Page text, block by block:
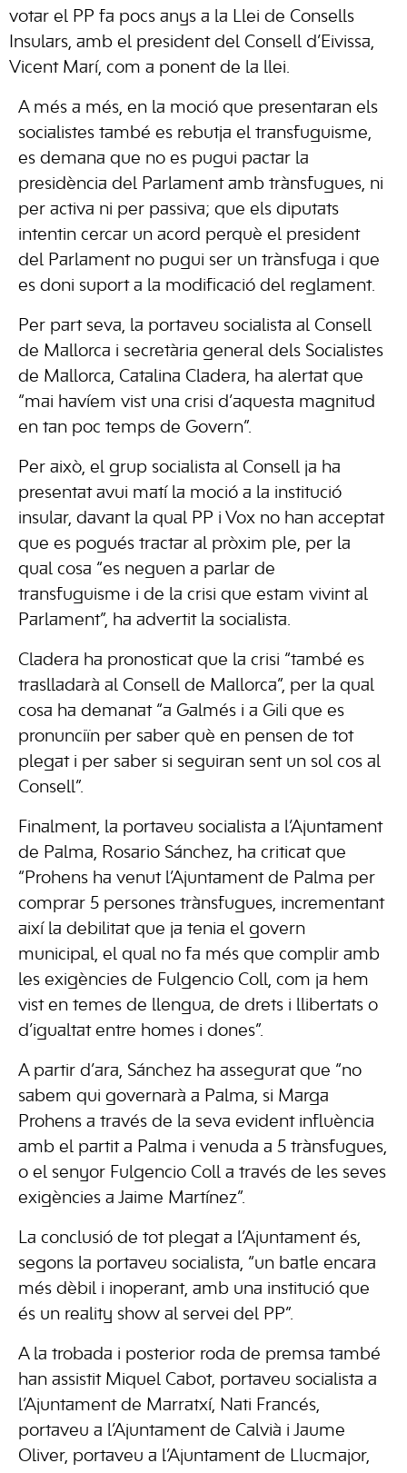
votar el PP fa pocs anys a la Llei de Consells
Insulars, amb el president del Consell d’Eivissa,
Vicent Marí, com a ponent de la llei.
A més a més, en la moció que presentaran els
socialistes també es rebutja el transfuguisme,
es demana que no es pugui pactar la
presidència del Parlament amb trànsfugues, ni
per activa ni per passiva; que els diputats
intentin cercar un acord perquè el president
del Parlament no pugui ser un trànsfuga i que
es doni suport a la modificació del reglament.
Per part seva, la portaveu socialista al Consell
de Mallorca i secretària general dels Socialistes
de Mallorca, Catalina Cladera, ha alertat que
“mai havíem vist una crisi d’aquesta magnitud
en tan poc temps de Govern”.
Per això, el grup socialista al Consell ja ha
presentat avui matí la moció a la institució
insular, davant la qual PP i Vox no han acceptat
que es pogués tractar al pròxim ple, per la
qual cosa “es neguen a parlar de
transfuguisme i de la crisi que estam vivint al
Parlament”, ha advertit la socialista.
Cladera ha pronosticat que la crisi “també es
traslladarà al Consell de Mallorca”, per la qual
cosa ha demanat “a Galmés i a Gili que es
pronunciïn per saber què en pensen de tot
plegat i per saber si seguiran sent un sol cos al
Consell”.
Finalment, la portaveu socialista a l’Ajuntament
de Palma, Rosario Sánchez, ha criticat que
“Prohens ha venut l’Ajuntament de Palma per
comprar 5 persones trànsfugues, incrementant
així la debilitat que ja tenia el govern
municipal, el qual no fa més que complir amb
les exigències de Fulgencio Coll, com ja hem
vist en temes de llengua, de drets i llibertats o
d’igualtat entre homes i dones”.
A partir d’ara, Sánchez ha assegurat que “no
sabem qui governarà a Palma, si Marga
Prohens a través de la seva evident influència
amb el partit a Palma i venuda a 5 trànsfugues,
o el senyor Fulgencio Coll a través de les seves
exigències a Jaime Martínez”.
La conclusió de tot plegat a l’Ajuntament és,
segons la portaveu socialista, “un batle encara
més dèbil i inoperant, amb una institució que
és un reality show al servei del PP”.
A la trobada i posterior roda de premsa també
han assistit Miquel Cabot, portaveu socialista a
l’Ajuntament de Marratxí, Nati Francés,
portaveu a l’Ajuntament de Calvià i Jaume
Oliver, portaveu a l’Ajuntament de Llucmajor,